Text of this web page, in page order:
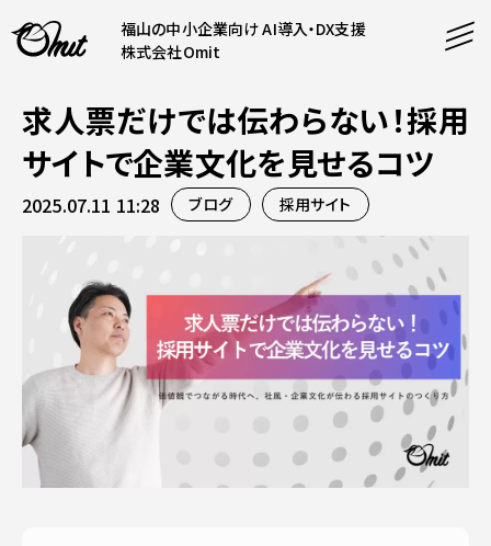
福山の中小企業向け AI導入・DX支援
株式会社Omit
SERVICE
事業内容
AI導入支援
ホームページ制作
コンテンツ
課題解決
制作実績
料金表
COMPANY
企業案内
会社概要
お知らせ
PRODUCTS
運営サービス
求人票だけでは伝わらない！採用
サイトで企業文化を見せるコツ
2025.07.11 11:28 ブログ 採用サイト